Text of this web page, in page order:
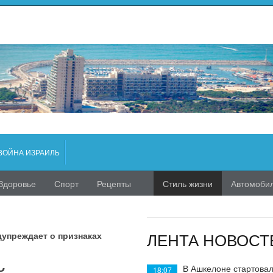
ИЗРАИЛЬ
Спорт Рецепты Стиль жизни
о признаках ЛЕНТА
18:07 В Ашкелоне